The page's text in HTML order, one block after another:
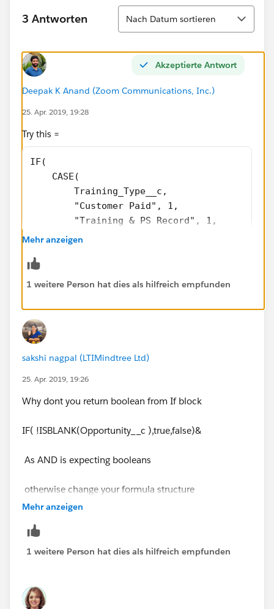
3 Antworten
Sortieren
Nach Datum sortieren
Akzeptierte Antwort
Deepak K Anand (‎‎‎‎‎‎Zoom Communications, Inc.)
25. Apr. 2019, 19:28
Try this =
IF(
    CASE(
        Training_Type__c,
        "Customer Paid", 1,
        "Training & PS Record", 1,
        0
IF(!ISBLANK(Opportunity__c), NULL, "
IF(!ISBLANK(Training_PS_Record__c),
)
Mehr anzeigen
1 weitere Person hat dies als hilfreich empfunden
sakshi nagpal (LTIMindtree Ltd)
25. Apr. 2019, 19:26
Why dont you return boolean from If block
IF( !ISBLANK(Opportunity__c ),true,false)&
As AND is expecting booleans
otherwise change your formula structure
Mehr anzeigen
1 weitere Person hat dies als hilfreich empfunden